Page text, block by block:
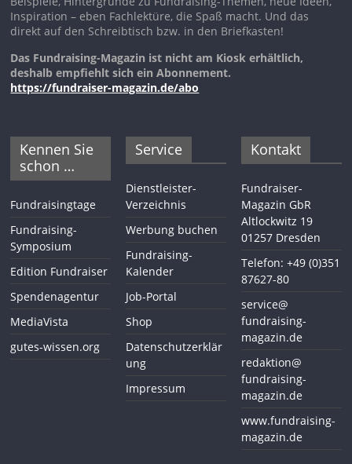
Inspiration – eben Fachlektüre, die Spaß macht. Und das
direkt auf den Schreibtisch bzw. in den Briefkasten!
Das Fundraising-Magazin ist nicht am Kiosk erhältlich,
deshalb empfiehlt sich ein Abonnement.
https://fundraiser-magazin.de/abo
Kennen Sie
schon …
Fundraisingtage
Fundraising-
Symposium
Edition Fundraiser
Spendenagentur
MediaVista
gutes-wissen.org
Service
Dienstleister-
Verzeichnis
Werbung buchen
Fundraising-
Kalender
Job-Portal
Shop
Datenschutzerklär
ung
Impressum
Kontakt
Fundraiser-
Magazin GbR
Altlockwitz 19
01257 Dresden
Telefon: +49 (0)351
87627-80
service@
fundraising-
magazin.de
redaktion@
fundraising-
magazin.de
www.fundraising-
magazin.de